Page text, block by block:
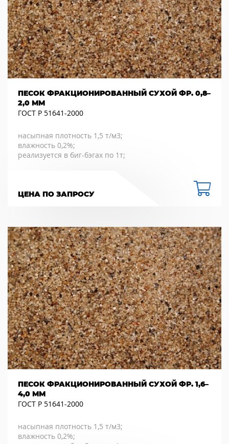
ПЕСОК ФРАКЦИОНИРОВАННЫЙ СУХОЙ ФР. 0,8–
2,0 ММ
ГОСТ Р 51641-2000
насыпная плотность 1,5 т/м3;
влажность 0,2%;
реализуется в биг-бэгах по 1т;
ЦЕНА ПО ЗАПРОСУ
ПЕСОК ФРАКЦИОНИРОВАННЫЙ СУХОЙ ФР. 1,6–
4,0 ММ
ГОСТ Р 51641-2000
насыпная плотность 1,5 т/м3;
влажность 0,2%;